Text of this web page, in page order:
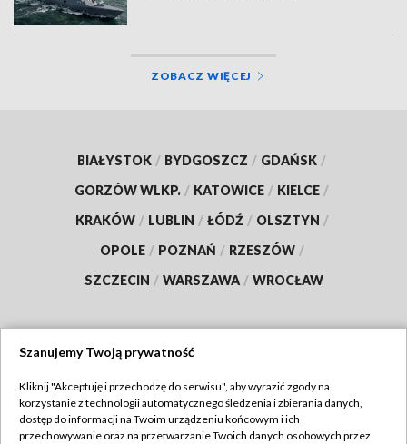
ZOBACZ WIĘCEJ
BIAŁYSTOK / BYDGOSZCZ / GDAŃSK /
GORZÓW WLKP. / KATOWICE / KIELCE /
KRAKÓW / LUBLIN / ŁÓDŹ / OLSZTYN /
OPOLE / POZNAŃ / RZESZÓW /
SZCZECIN / WARSZAWA / WROCŁAW
TVP
Abonament TVP
Szanujemy Twoją prywatność
Kliknij "Akceptuję i przechodzę do serwisu", aby wyrazić zgody na
korzystanie z technologii automatycznego śledzenia i zbierania danych,
dostęp do informacji na Twoim urządzeniu końcowym i ich
przechowywanie oraz na przetwarzanie Twoich danych osobowych przez